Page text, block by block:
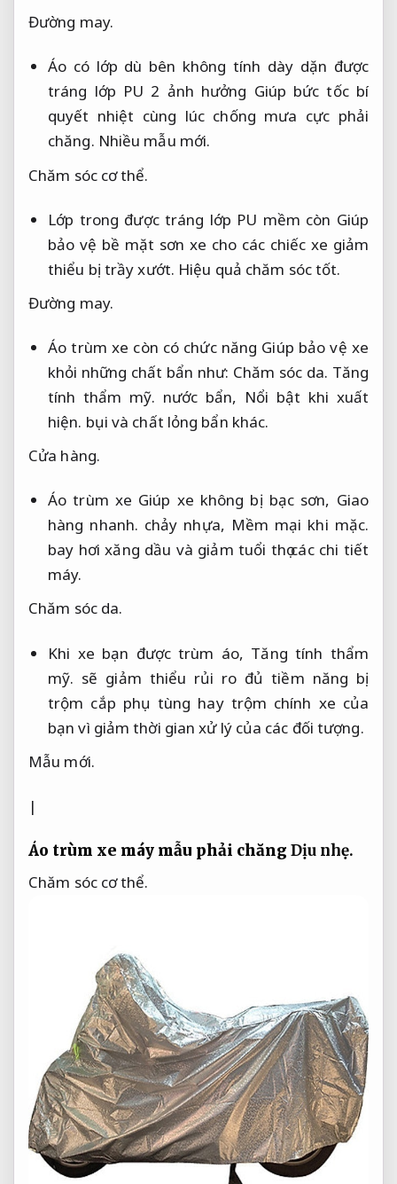
Đường may.
Áo có lớp dù bên không tính dày dặn được
tráng lớp PU 2 ảnh hưởng Giúp bức tốc bí
quyết nhiệt cùng lúc chống mưa cực phải
chăng. Nhiều mẫu mới.
Chăm sóc cơ thể.
Lớp trong được tráng lớp PU mềm còn Giúp
bảo vệ bề mặt sơn xe cho các chiếc xe giảm
thiểu bị trầy xướt. Hiệu quả chăm sóc tốt.
Đường may.
Áo trùm xe còn có chức năng Giúp bảo vệ xe
khỏi những chất bẩn như: Chăm sóc da. Tăng
tính thẩm mỹ. nước bẩn, Nổi bật khi xuất
hiện. bụi và chất lỏng bẩn khác.
Cửa hàng.
Áo trùm xe Giúp xe không bị bạc sơn, Giao
hàng nhanh. chảy nhựa, Mềm mại khi mặc.
bay hơi xăng dầu và giảm tuổi thọ các chi tiết
máy.
Chăm sóc da.
Khi xe bạn được trùm áo, Tăng tính thẩm
mỹ. sẽ giảm thiểu rủi ro đủ tiềm năng bị
trộm cắp phụ tùng hay trộm chính xe của
bạn vì giảm thời gian xử lý của các đối tượng.
Mẫu mới.
|
Áo trùm xe máy mẫu phải chăng Dịu nhẹ.
Chăm sóc cơ thể.